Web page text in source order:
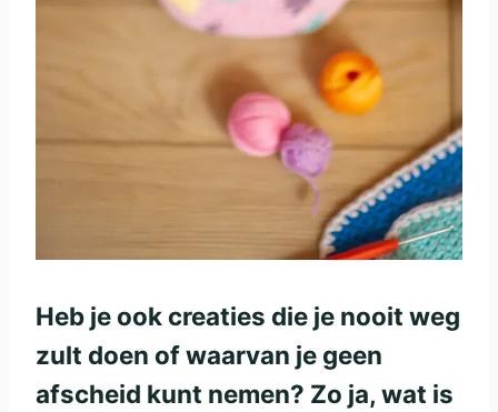
Heb je ook creaties die je nooit weg
zult doen of waarvan je geen
afscheid kunt nemen? Zo ja, wat is